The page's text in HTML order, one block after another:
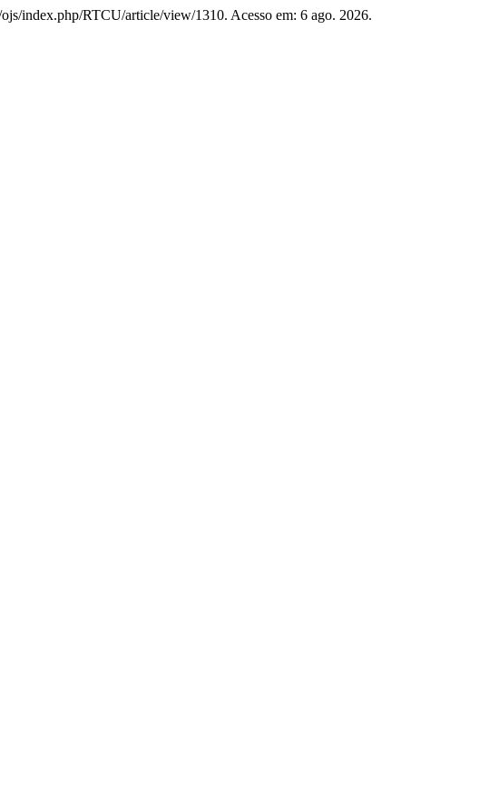
index.php/RTCU/article/view/1310. Acesso em: 6 ago. 2026.